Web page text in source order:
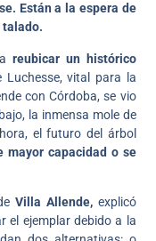
Están a la espera de
talado.
reubicar un histórico
Luchesse, vital para la
con Córdoba, se vio
la inmensa mole de
el futuro del árbol
mayor capacidad o se
Villa Allende,explicó
el ejemplar debido a la